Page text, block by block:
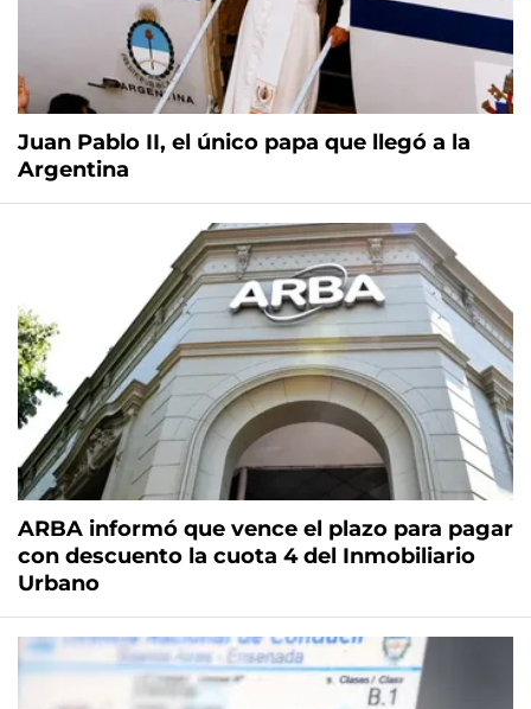
Juan Pablo II, el único papa que llegó a la
Argentina
ARBA informó que vence el plazo para pagar
con descuento la cuota 4 del Inmobiliario
Urbano